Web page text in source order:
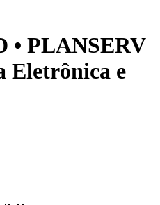
• PLANSERV
Eletrônica e